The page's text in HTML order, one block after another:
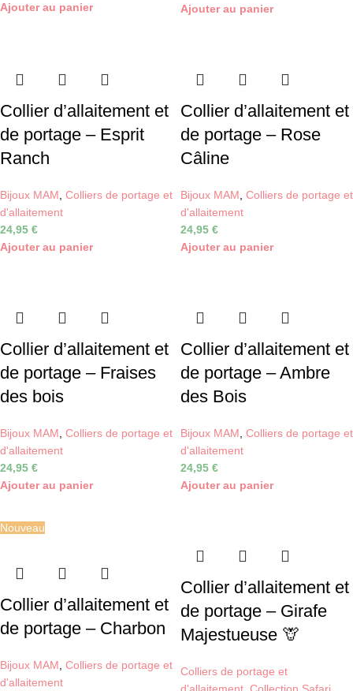
Ajouter au panier
Ajouter au panier
Collier d’allaitement et
de portage – Esprit
Ranch
Bijoux MAM Colliers de portage et
d'allaitement
24,95 €
Ajouter au panier
Collier d’allaitement et
de portage – Rose
Câline
Bijoux MAM Colliers de portage et
d'allaitement
24,95 €
Ajouter au panier
Collier d’allaitement et
de portage – Fraises
des bois
Bijoux MAM Colliers de portage et
d'allaitement
24,95 €
Ajouter au panier
Collier d’allaitement et
de portage – Ambre
des Bois
Bijoux MAM Colliers de portage et
d'allaitement
24,95 €
Ajouter au panier
Nouveau
Collier d’allaitement et
de portage – Charbon
Bijoux MAM Colliers de portage et
d'allaitement
Collier d’allaitement et
de portage – Girafe
Majestueuse 🦒
Colliers de portage et
d'allaitement Collection Safari